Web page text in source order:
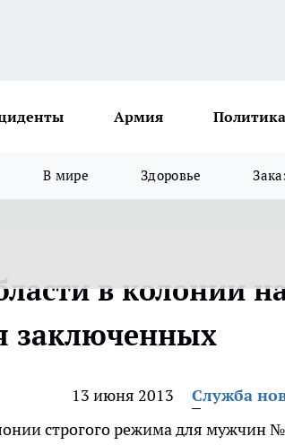
Армия Политика
В мире Здоровье
в колонии
заключенных
13 июня 2013
Служба
строгого режима для мужчин